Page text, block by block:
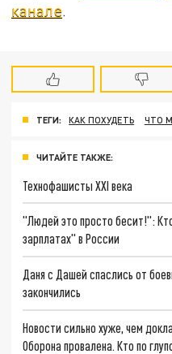
канале.
ТЕГИ: КАК ПОХУДЕТЬ ЧТО
ЧИТАЙТЕ ТАКЖЕ:
Технофашисты XXI века
"Людей это просто бесит!":
зарплатах" в России
Даня с Дашей спаслись от
закончились
Новости сильно хуже, чем
Оборона провалена. Кто по